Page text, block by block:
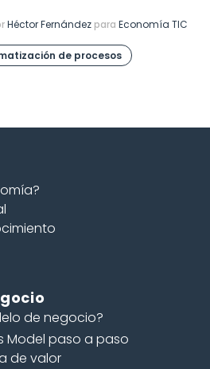
Héctor Fernández para Economía TIC
de procesos
de negocio?
Model paso a paso
de valor